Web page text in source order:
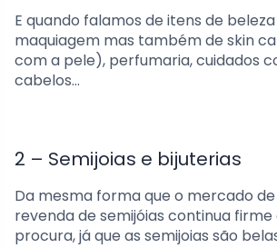
E quando falamos de itens de
maquiagem mas também de skin
com a pele), perfumaria, cuidados
cabelos…
2 – Semijoias e bijuterias
Da mesma forma que o mercado
revenda de semijóias continua
procura, já que as semijoias são